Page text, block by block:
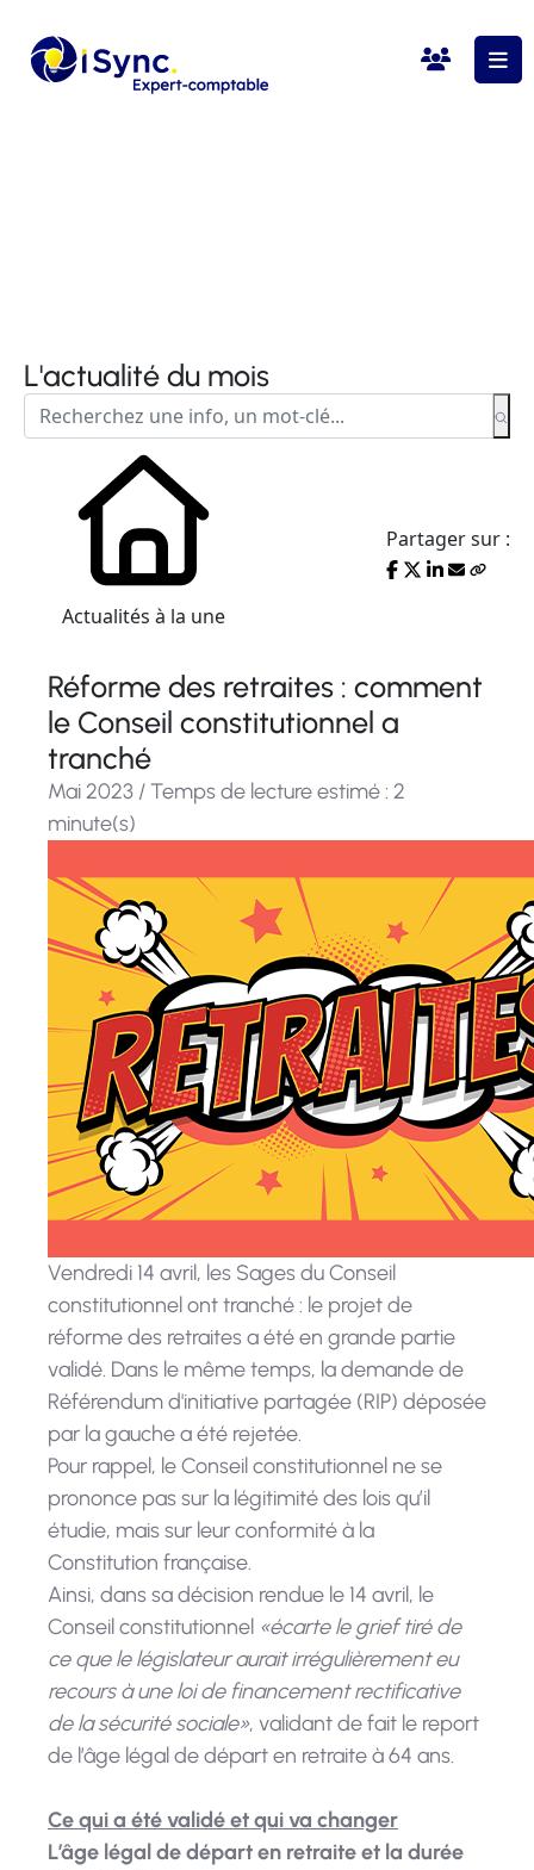
L'actualité du mois
Actualités à la une
Partager sur :
Réforme des retraites : comment
le Conseil constitutionnel a
tranché
Mai 2023 / Temps de lecture estimé : 2
minute(s)
Vendredi 14 avril, les Sages du Conseil
constitutionnel ont tranché : le projet de
réforme des retraites a été en grande partie
validé. Dans le même temps, la demande de
Référendum d'initiative partagée (RIP) déposée
par la gauche a été rejetée.
Pour rappel, le Conseil constitutionnel ne se
prononce pas sur la légitimité des lois qu’il
étudie, mais sur leur conformité à la
Constitution française.
Ainsi, dans sa décision rendue le 14 avril, le
Conseil constitutionnel «écarte le grief tiré de
ce que le législateur aurait irrégulièrement eu
recours à une loi de financement rectificative
de la sécurité sociale», validant de fait le report
de l’âge légal de départ en retraite à 64 ans.
Ce qui a été validé et qui va changer
L’âge légal de départ en retraite et la durée